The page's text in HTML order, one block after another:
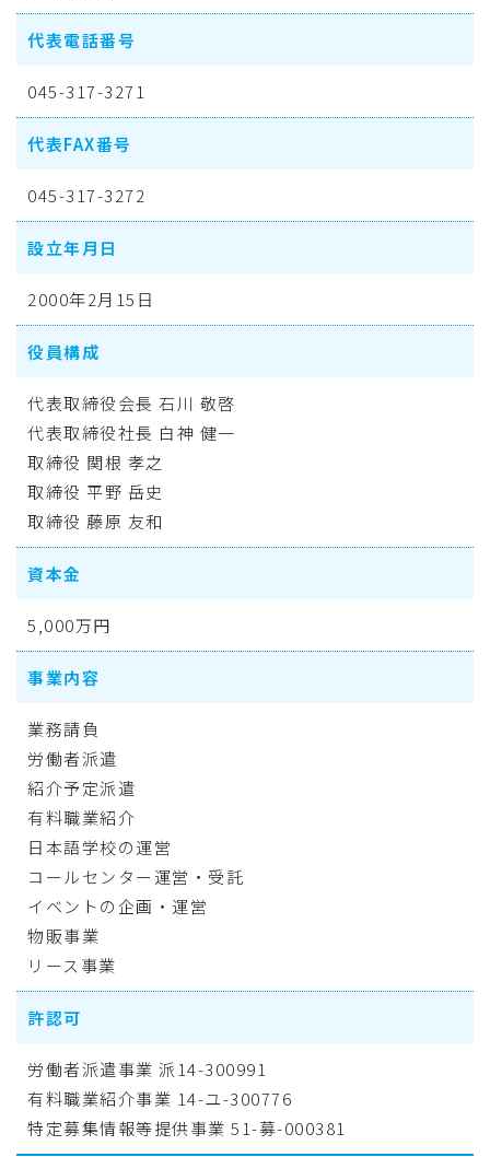
代表電話番号
045-317-3271
代表FAX番号
045-317-3272
設立年月日
2000年2月15日
役員構成
代表取締役会長 石川 敬啓
代表取締役社長 白神 健一
取締役 関根 孝之
取締役 平野 岳史
取締役 藤原 友和
資本金
5,000万円
事業内容
業務請負
労働者派遣
紹介予定派遣
有料職業紹介
日本語学校の運営
コールセンター運営・受託
イベントの企画・運営
物販事業
リース事業
許認可
労働者派遣事業 派14-300991
有料職業紹介事業 14-ユ-300776
特定募集情報等提供事業 51-募-000381